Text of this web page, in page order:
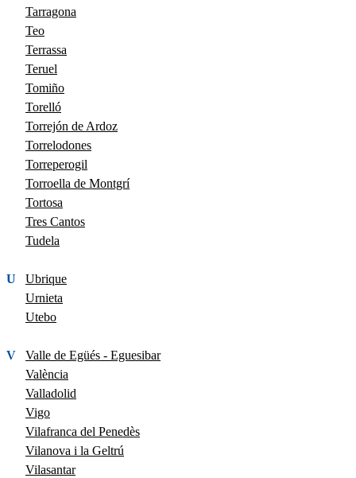
Tarragona
Teo
Terrassa
Teruel
Tomiño
Torelló
Torrejón de Ardoz
Torrelodones
Torreperogil
Torroella de Montgrí
Tortosa
Tres Cantos
Tudela
U
Ubrique
Urnieta
Utebo
V
Valle de Egüés - Eguesibar
València
Valladolid
Vigo
Vilafranca del Penedès
Vilanova i la Geltrú
Vilasantar